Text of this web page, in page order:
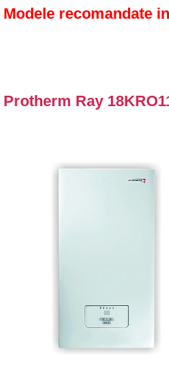
Modele recomandate
Protherm Ray